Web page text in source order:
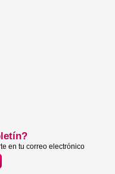
en tu correo electrónico